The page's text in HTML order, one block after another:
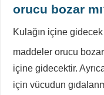
orucu bozar
Kulağın içine
maddeler orucu
içine gidecektir.
için vücudun